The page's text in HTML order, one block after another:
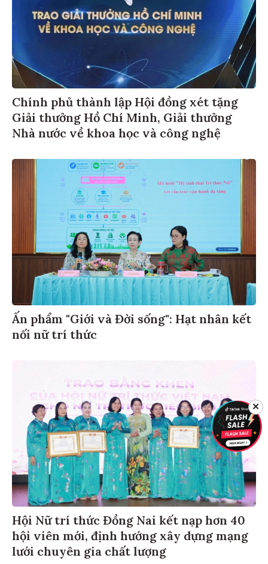
Chính phủ thành lập Hội đồng xét tặng
Giải thưởng Hồ Chí Minh, Giải thưởng
Nhà nước về khoa học và công nghệ
Ấn phẩm "Giới và Đời sống": Hạt nhân kết
nối nữ trí thức
Hội Nữ trí thức Đồng Nai kết nạp hơn 40
hội viên mới, định hướng xây dựng mạng
lưới chuyên gia chất lượng
✕